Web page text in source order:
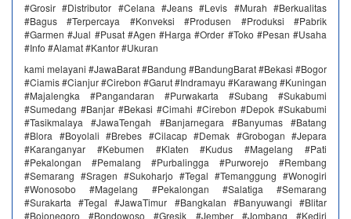
#Grosir #Distributor #Celana #Jeans #Levis #Murah #Berkualitas
#Bagus #Terpercaya #Konveksi #Produsen #Produksi #Pabrik
#Garmen #Jual #Pusat #Agen #Harga #Order #Toko #Pesan #Usaha
#Info #Alamat #Kantor #Ukuran
kami melayani #JawaBarat #Bandung #BandungBarat #Bekasi #Bogor
#Ciamis #Cianjur #Cirebon #Garut #Indramayu #Karawang #Kuningan
#Majalengka #Pangandaran #Purwakarta #Subang #Sukabumi
#Sumedang #Banjar #Bekasi #Cimahi #Cirebon #Depok #Sukabumi
#Tasikmalaya #JawaTengah #Banjarnegara #Banyumas #Batang
#Blora #Boyolali #Brebes #Cilacap #Demak #Grobogan #Jepara
#Karanganyar #Kebumen #Klaten #Kudus #Magelang #Pati
#Pekalongan #Pemalang #Purbalingga #Purworejo #Rembang
#Semarang #Sragen #Sukoharjo #Tegal #Temanggung #Wonogiri
#Wonosobo #Magelang #Pekalongan #Salatiga #Semarang
#Surakarta #Tegal #JawaTimur #Bangkalan #Banyuwangi #Blitar
#Bojonegoro #Bondowoso #Gresik #Jember #Jombang #Kediri